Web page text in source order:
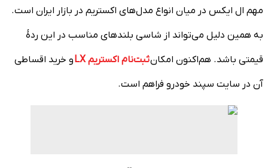
مهم ال ایکس در میان انواع مدل‌های اکستریم در بازار ایران است.
به همین دلیل می‌تواند از شاسی بلندهای مناسب در این ردۀ
قیمتی باشد. هم‌اکنون امکانثبت‌نام اکستریم LX و خرید اقساطی
آن در سایت سپند خودرو فراهم است.